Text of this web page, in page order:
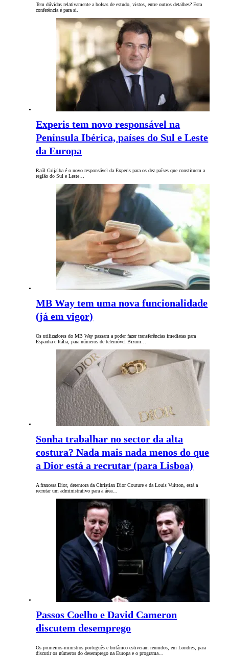
Tem dúvidas relativamente a bolsas de estudo, vistos, entre outros detalhes? Esta
conferência é para si.
Experis tem novo responsável na
Península Ibérica, países do Sul e Leste
da Europa
Raúl Grijalba é o novo responsável da Experis para os dez países que constituem a
região do Sul e Leste…
MB Way tem uma nova funcionalidade
(já em vigor)
Os utilizadores do MB Way passam a poder fazer transferências imediatas para
Espanha e Itália, para números de telemóvel Bizum…
Sonha trabalhar no sector da alta
costura? Nada mais nada menos do que
a Dior está a recrutar (para Lisboa)
A francesa Dior, detentora da Christian Dior Couture e da Louis Vuitton, está a
recrutar um administrativo para a área…
Passos Coelho e David Cameron
discutem desemprego
Os primeiros-ministros português e britânico estiveram reunidos, em Londres, para
discutir os números do desemprego na Europa e o programa…